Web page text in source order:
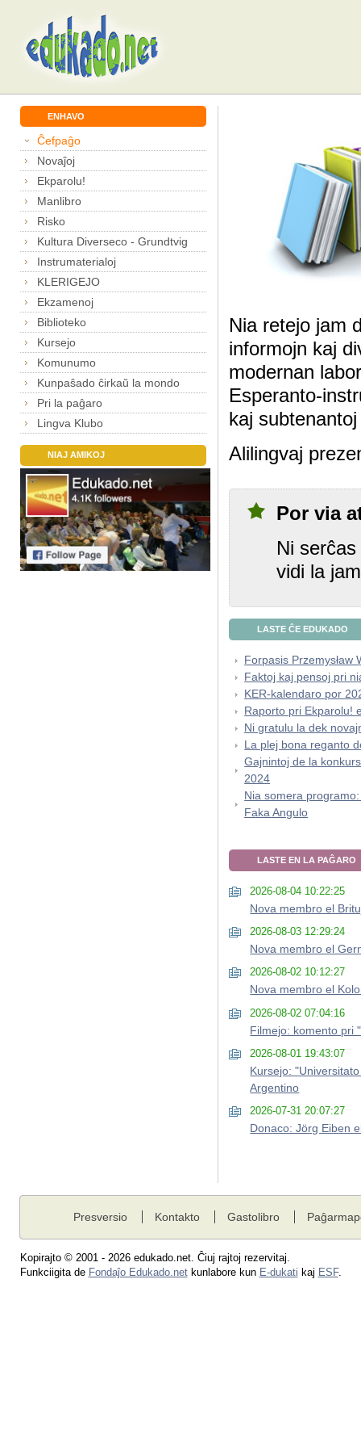
ENHAVO
Ĉefpaĝo
Novaĵoj
Ekparolu!
Manlibro
Risko
Kultura Diverseco - Grundtvig
Instrumaterialoj
KLERIGEJO
Ekzamenoj
Biblioteko
Kursejo
Komunumo
Kunpaŝado ĉirkaŭ la mondo
Pri la paĝaro
Lingva Klubo
NIAJ AMIKOJ
Nia retejo jam
informojn kaj
modernan
Esperanto-
kaj
Alilingvaj
Por via
Ni
vidi la
LASTE ĈE EDUKADO
Forpasis Przemysław
Faktoj kaj pensoj pri
KER-kalendaro por
Raporto pri Ekparolu!
Ni gratulu la dek
La plej bona reganto
Gajnintoj de la
2024
Nia somera
Faka Angulo
LASTE EN LA PAĜARO
2026-08-04 10:22:25
Nova membro el
2026-08-03 12:29:24
Nova membro el
2026-08-02 10:12:27
Nova membro el
2026-08-02 07:04:16
Filmejo: komento pri
2026-08-01 19:43:07
Kursejo:
Argentino
2026-07-31 20:07:27
Donaco: Jörg Eiben
Presversio Kontakto Gastolibro
Kopirajto © 2001 - 2026 edukado.net. Ĉiuj rajtoj rezervitaj.
Funkciigita de Fondaĵo Edukado.netkunlabore kun E-dukati kaj ESF.